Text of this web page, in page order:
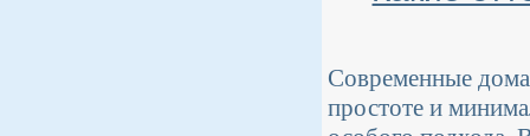
Современные
простоте и